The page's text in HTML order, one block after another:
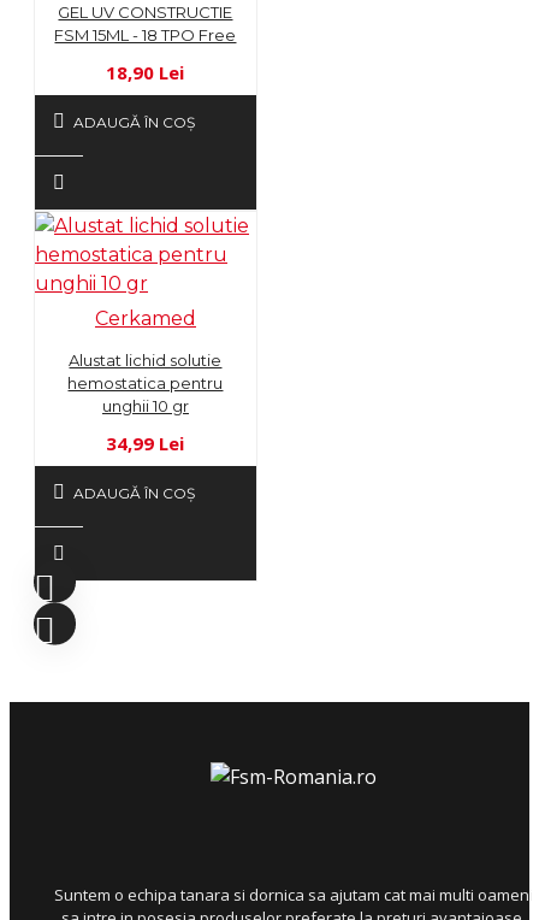
GEL UV CONSTRUCTIE
FSM 15ML - 18 TPO Free
18,90 Lei
ADAUGĂ ÎN COŞ
Cerkamed
Alustat lichid solutie
hemostatica pentru
unghii 10 gr
34,99 Lei
ADAUGĂ ÎN COŞ
Suntem o echipa tanara si dornica sa ajutam cat mai multi oameni